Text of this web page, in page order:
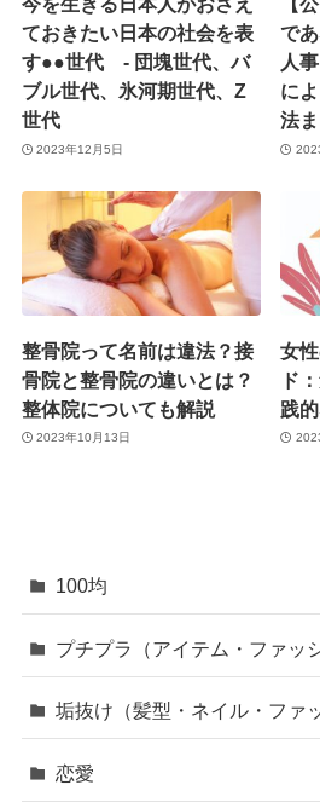
ておきたい日本の社会を表
す●●世代 - 団塊世代、バ
ブル世代、氷河期世代、Z
世代
2023年12月5日
で
人
に
法
整骨院って名前は違法？接
骨院と整骨院の違いとは？
整体院についても解説
2023年10月13日
女
ド
践
100均
プチプラ（アイテム・ファッ
垢抜け（髪型・ネイル・ファ
恋愛